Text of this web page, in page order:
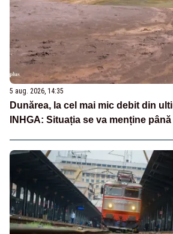
5 aug. 2026, 14:35
Dunărea, la cel mai mic debit din
INHGA: Situația se va menține